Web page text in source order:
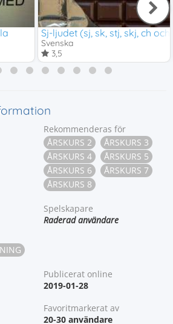
Sj-ljudet (sj, sk, stj, skj, ch och
Svenska
3,5
Rekommenderas för
ÅRSKURS 2
ÅRSKURS 3
ÅRSKURS 4
ÅRSKURS 5
ÅRSKURS 6
ÅRSKURS 7
ÅRSKURS 8
Spelskapare
Raderad användare
Publicerat online
2019-01-28
Favoritmarkerat av
20-30 användare